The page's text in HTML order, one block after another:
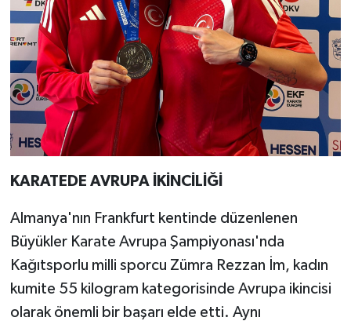
KARATEDE AVRUPA İKİNCİLİĞİ
Almanya'nın Frankfurt kentinde düzenlenen
Büyükler Karate Avrupa Şampiyonası'nda
Kağıtsporlu milli sporcu Zümra Rezzan İm, kadın
kumite 55 kilogram kategorisinde Avrupa ikincisi
olarak önemli bir başarı elde etti. Aynı